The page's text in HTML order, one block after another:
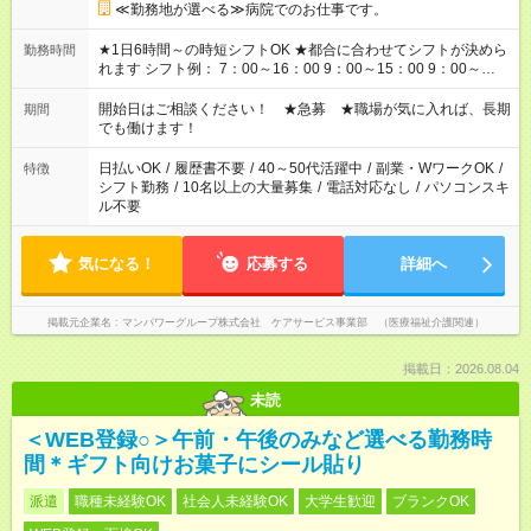
≪勤務地が選べる≫病院でのお仕事です。
勤務時間
★1日6時間～の時短シフトOK ★都合に合わせてシフトが決めら
れます シフト例： 7：00～16：00 9：00～15：00 9：00～
18：00 11：00～20：00 など ※Wワークの場合、他のお仕事と
合わせ週40時間超の就業はご案内できません ※法令に基づき、
週20時間以上勤務は社会保険への加入対象となります ※労働者
派遣法（日雇い派遣の原則禁止）により、短時間・短期間の就
業はご案内が難しい場合があります
期間
開始日はご相談ください！ ★急募 ★職場が気に入れば、長期
でも働けます！
特徴 日払いOK / 履歴書不要 / 40～50代活躍中 / 副業・WワークOK /
シフト勤務 / 10名以上の大量募集 / 電話対応なし / パソコンスキ
ル不要
気になる！ 応募する 詳細へ
掲載元企業名 マンパワーグループ株式会社 ケアサービス事業部 （医療福祉介護関連）
掲載日：2026.08.04
未読
＜WEB登録○＞午前・午後のみなど選べる勤務時
間＊ギフト向けお菓子にシール貼り
派遣 職種未経験OK 社会人未経験OK 大学生歓迎
ブランクOK